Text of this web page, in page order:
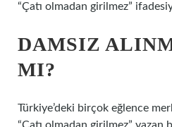
“Çatı olmadan girilmez”
DAMSIZ
MI?
Türkiye’deki birçok eğlence